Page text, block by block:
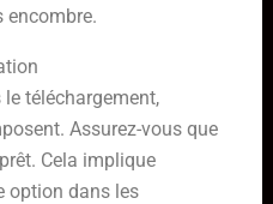
encombre.
téléchargement,
Assurez-vous que
Cela implique
option dans les